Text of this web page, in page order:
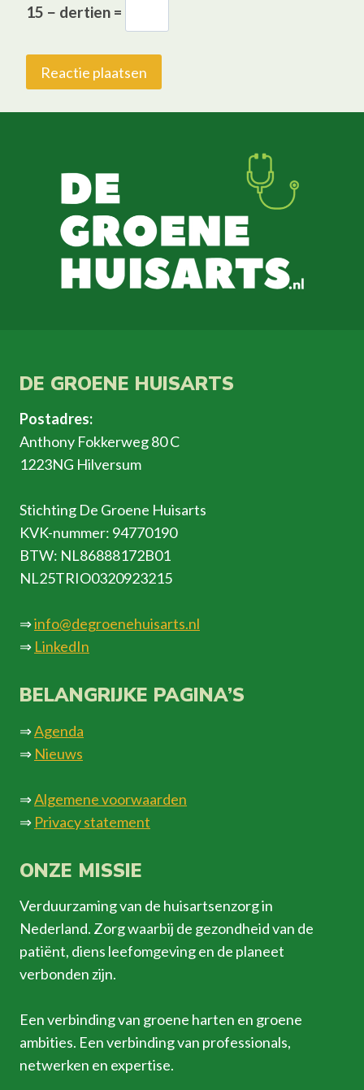
15 − dertien =
DE GROENE HUISARTS
Postadres:
Anthony Fokkerweg 80 C
1223NG Hilversum
Stichting De Groene Huisarts
KVK-nummer: 94770190
BTW: NL86888172B01
NL25TRIO0320923215
⇒info@degroenehuisarts.nl
⇒ LinkedIn
BELANGRIJKE PAGINA’S
⇒Agenda
⇒ Nieuws
⇒Algemene voorwaarden
⇒ Privacy statement
ONZE MISSIE
Verduurzaming van de huisartsenzorg in
Nederland. Zorg waarbij de gezondheid van de
patiënt, diens leefomgeving en de planeet
verbonden zijn.
Een verbinding van groene harten en groene
ambities. Een verbinding van professionals,
netwerken en expertise.